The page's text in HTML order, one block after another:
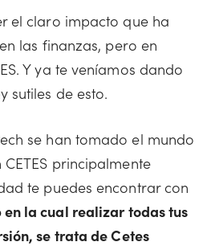
el claro impacto que ha
las finanzas, pero en
Y ya te veníamos dando
sutiles de esto.
se han tomado el mundo
principalmente
te puedes encontrar con
la cual realizar todas tus
se trata de Cetes